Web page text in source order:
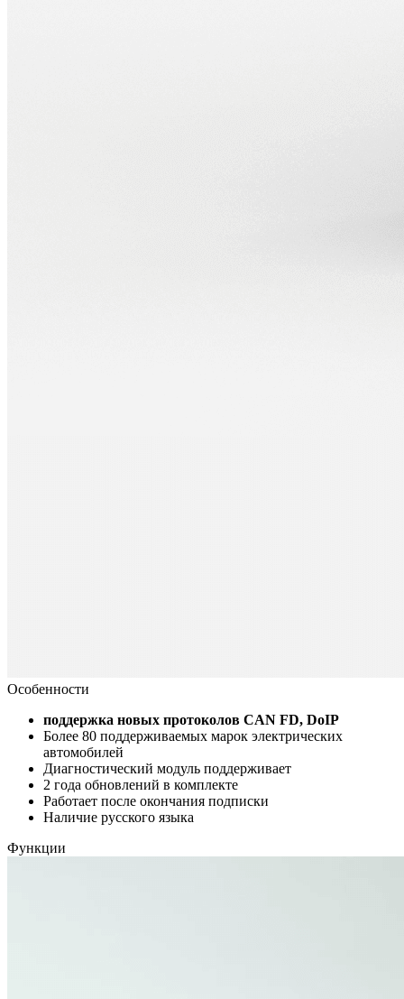
Особенности
поддержка новых протоколов CAN FD, DoIP
Более 80 поддерживаемых марок электрических
автомобилей
Диагностический модуль поддерживает
2 года обновлений в комплекте
Работает после окончания подписки
Наличие русского языка
Функции